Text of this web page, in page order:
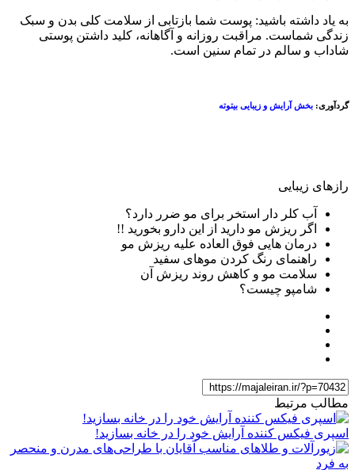
به یاد داشته باشید: پوست شما بازتابی از سلامت کلی بدن و سبک
زندگی شماست. مراقبت روزانه و آگاهانه، کلید داشتن پوستی
شاداب و سالم در تمام سنین است.
گردآوری: بخش آرایش و زیبایی بیتوته
رازهای زیبایی
آب کلر دار استخر برای مو ضرر دارد؟
اگر ریزش مو دارید از این دارو بخورید !!
درمان هایی فوق العاده علیه ریزش مو
راهنمای رنگ کردن موهای سفید
سلامت مو و کاهش روند ریزش آن
شامپو چیست؟
مطالب مرتبط
اسپری فیکس کننده آرایش خود را در خانه بسازید!